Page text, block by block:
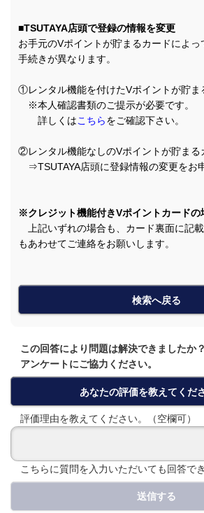
■TSUTAYA店頭で登録の情報を変更
お手元のVポイントが貯まるカードによ
手続きが異なります。
①レンタル機能を付けたVポイントが貯ま
※本人確認書類のご提示が必要です。
詳しくはこちらをご確認下さい。
②レンタル機能なしのVポイントが貯まる
⇒TSUTAYA店頭に登録情報の変更をお
※クレジット機能付きVポイントカードの
上記いずれの場合も、カード裏面に記
もあわせてご連絡をお願いします。
検索へ戻る
この回答により問題は解決できましたか？
アンケートにご協力ください。
あなたの評価を教えてくだ
評価理由を教えてください。（空欄可）
こちらに質問を入力いただいても回答でき
送信する